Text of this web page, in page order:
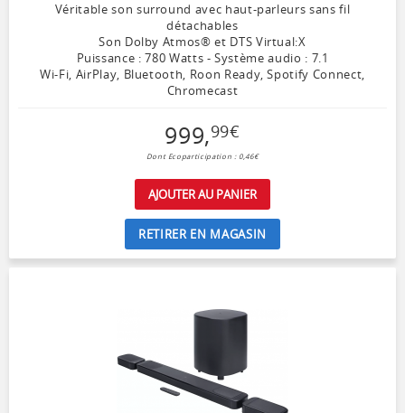
Véritable son surround avec haut-parleurs sans fil
détachables
Son Dolby Atmos® et DTS Virtual:X
Puissance : 780 Watts - Système audio : 7.1
Wi-Fi, AirPlay, Bluetooth, Roon Ready, Spotify Connect,
Chromecast
999,99€
Dont Ecoparticipation : 0,46€
AJOUTER AU PANIER
RETIRER EN MAGASIN